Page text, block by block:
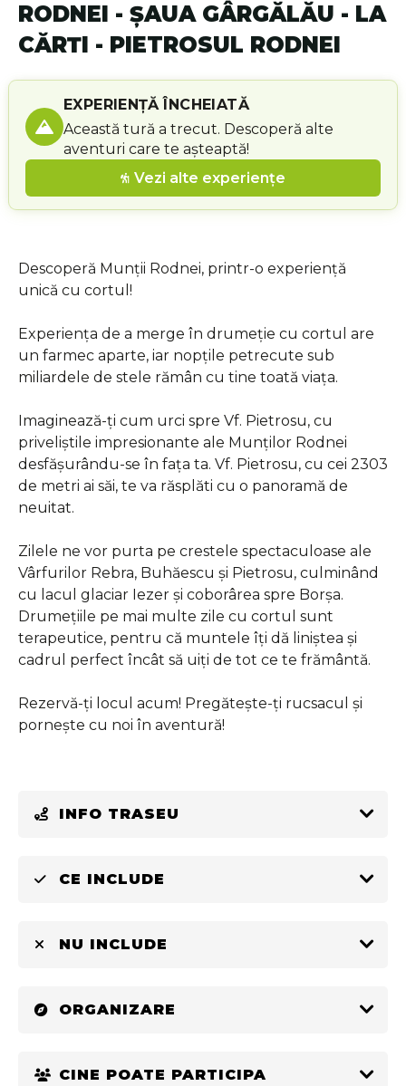
RODNEI - ȘAUA GÂRGĂLĂU - LA
CĂRȚI - PIETROSUL RODNEI
EXPERIENȚĂ ÎNCHEIATĂ
Această tură a trecut. Descoperă alte
aventuri care te așteaptă!
Vezi alte experiențe
Descoperă Munții Rodnei, printr-o experienţă
unică cu cortul!
Experienţa de a merge în drumeţie cu cortul are
un farmec aparte, iar nopţile petrecute sub
miliardele de stele rămân cu tine toată viaţa.
Imaginează-ți cum urci spre Vf. Pietrosu, cu
priveliștile impresionante ale Munților Rodnei
desfășurându-se în fața ta. Vf. Pietrosu, cu cei 2303
de metri ai săi, te va răsplăti cu o panoramă de
neuitat.
Zilele ne vor purta pe crestele spectaculoase ale
Vârfurilor Rebra, Buhăescu și Pietrosu, culminând
cu lacul glaciar Iezer și coborârea spre Borșa.
Drumeţiile pe mai multe zile cu cortul sunt
terapeutice, pentru că muntele îţi dă liniştea şi
cadrul perfect încât să uiţi de tot ce te frământă.
Rezervă-ți locul acum! Pregătește-ți rucsacul şi
pornește cu noi în aventură!
INFO TRASEU
CE INCLUDE
NU INCLUDE
ORGANIZARE
CINE POATE PARTICIPA